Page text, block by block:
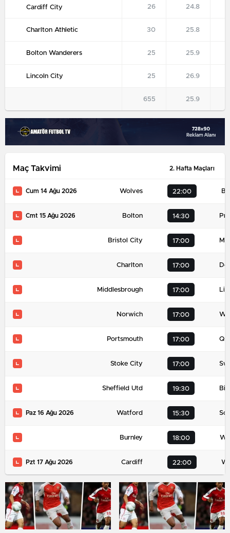
Cardiff City 26 24.8
Charlton Athletic 30 25.8
Bolton Wanderers 25 25.9
Lincoln City 25 26.9
655 25.9
Maç Takvimi 2. Hafta Maçları
Cum 14 Ağu 2026 Wolves 22:00
Cmt 15 Ağu 2026 Bolton 14:30
Bristol City 17:00
Charlton 17:00
Middlesbrough 17:00
Norwich 17:00
Portsmouth 17:00
Stoke City 17:00
Sheffield Utd 19:30
Paz 16 Ağu 2026 Watford 15:30
Burnley 18:00
Pzt 17 Ağu 2026 Cardiff 22:00